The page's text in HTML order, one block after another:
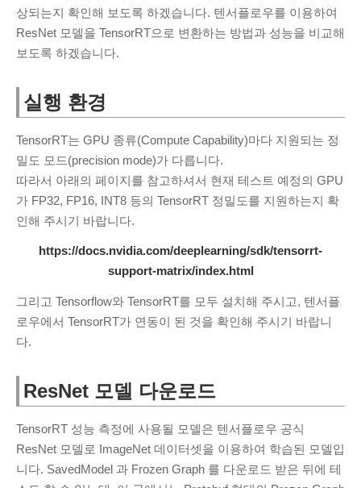
May 2019(9)
April 2019 (1)
January 2019(4)
October 2018
RECENT COMMENTS
sss 안녕하세요. 사용...
valgrind...
Valgrind 사용법
1 year ago
조영범프록시 서버 아직도...
카카오톡 PC 차단, 우회 접속 방법
ss잘사용중인데 오류가...
영랑잘사용하고 있는데...
PDF JPG변환 사이트·2 years ago
상되는지 확인해 보도록 하겠습니다. 텐서플로우를 이용하여
ResNet 모델을 TensorRT으로 변환하는 방법과 성능을 비교해
보도록 하겠습니다.
실행 환경
TensorRT는 GPU 종류(Compute Capability)마다 지원되는 정
밀도 모드(precision mode)가 다릅니다.
따라서 아래의 페이지를 참고하셔서 현재 테스트 예정의 GPU
가 FP32, FP16, INT8 등의 TensorRT 정밀도를 지원하는지 확
인해 주시기 바랍니다.
https://docs.nvidia.com/deeplearning/sdk/tensorrt-
support-matrix/index.html
그리고 Tensorflow와 TensorRT를 모두 설치해 주시고, 텐서플
로우에서 TensorRT가 연동이 된 것을 확인해 주시기 바랍니
다.
ResNet 모델 다운로드
TensorRT 성능 측정에 사용될 모델은 텐서플로우 공식
ResNet 모델로 ImageNet 데이터셋을 이용하여 학습된 모델입
니다. SavedModel 과 Frozen Graph 를 다운로드 받은 뒤에 테